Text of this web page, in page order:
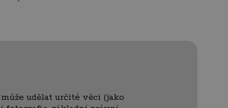
udělat určité věci (jako